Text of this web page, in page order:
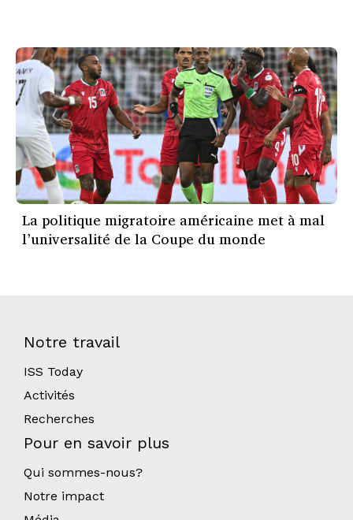
La politique migratoire américaine met à mal
l’universalité de la Coupe du monde
Notre travail
ISS Today
Activités
Recherches
Pour en savoir plus
Qui sommes-nous?
Notre impact